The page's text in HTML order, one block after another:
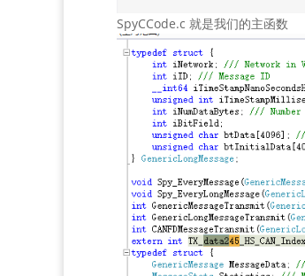
SpyCCode.c 就是我们的主函数